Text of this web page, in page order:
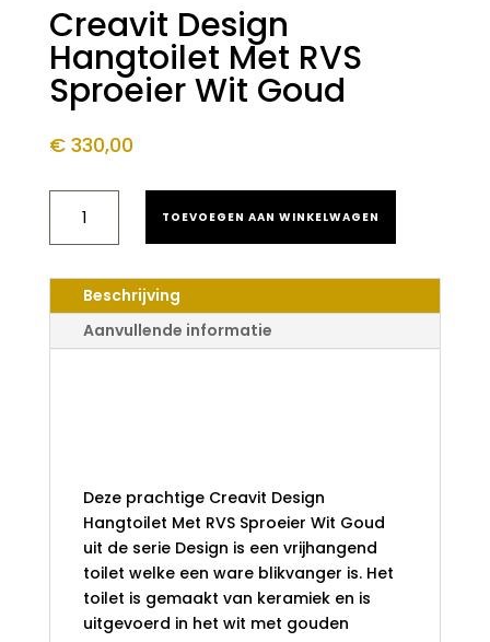
Creavit Design
Hangtoilet Met RVS
Sproeier Wit Goud
€330,00
DESIGN
HANGTOILET
RVS
SPROEIER
GOUD
TOEVOEGEN AAN WINKELWAGEN
Beschrijving
Aanvullende informatie
Deze prachtige Creavit Design
Hangtoilet Met RVS Sproeier Wit Goud
uit de serie Design is een vrijhangend
toilet welke een ware blikvanger is. Het
toilet is gemaakt van keramiek en is
uitgevoerd in het wit met gouden